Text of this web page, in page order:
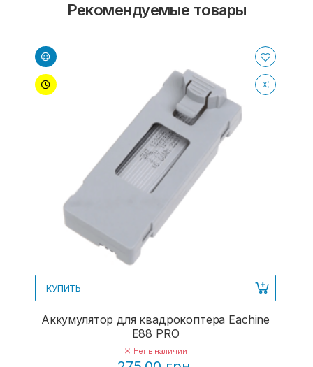
Рекомендуемые товары
КУПИТЬ
Аккумулятор для квадрокоптера Eachine
E88 PRO
Нет в наличии